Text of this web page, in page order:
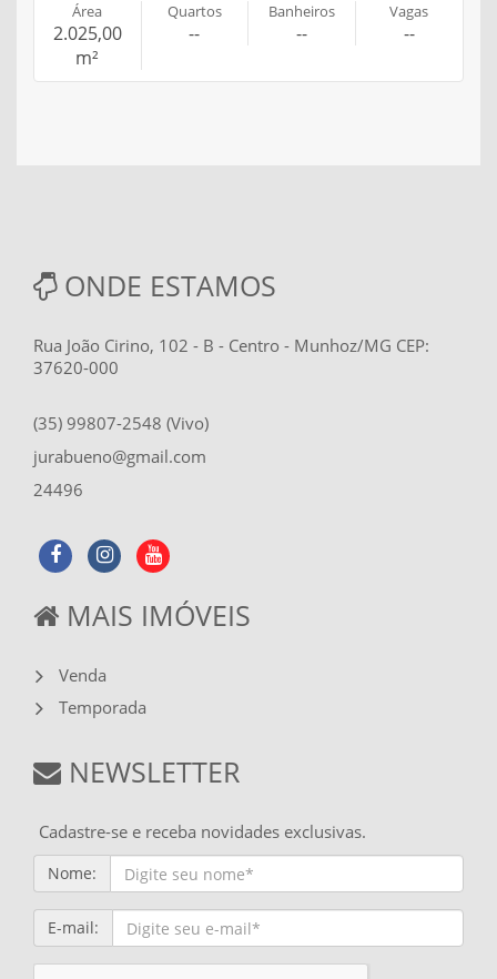
Área
2.025,00
m²
Quartos
--
Banheiros
--
Vagas
--
ONDE ESTAMOS
Rua João Cirino, 102 - B - Centro - Munhoz/MG CEP:
37620-000
(35) 99807-2548 (Vivo)
jurabueno@gmail.com
24496
MAIS IMÓVEIS
Venda
Temporada
NEWSLETTER
Cadastre-se e receba novidades exclusivas.
Nome:
E-mail: